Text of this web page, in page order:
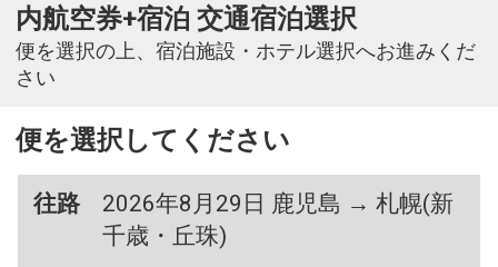
内航空券+宿泊 交通宿泊選択
便を選択の上、宿泊施設・ホテル選択へお進みくだ
さい
便を選択してください
往路
2026年8月29日 鹿児島 → 札幌(新
千歳・丘珠)